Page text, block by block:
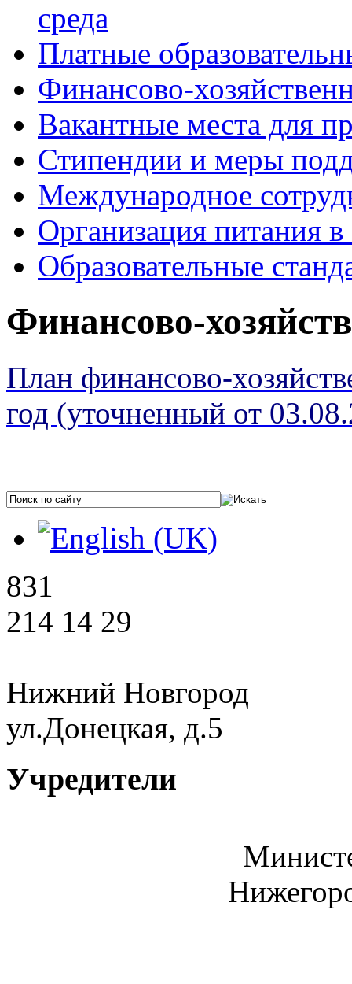
среда
Платные
Финансово-
Вакантные места для
Стипендии и меры
Международное
Организация питания в
Образовательные
Финансово-
План финансово-
год (уточненный от
831
214 14 29
Нижний Новгород
ул.Донецкая, д.5
Учредители